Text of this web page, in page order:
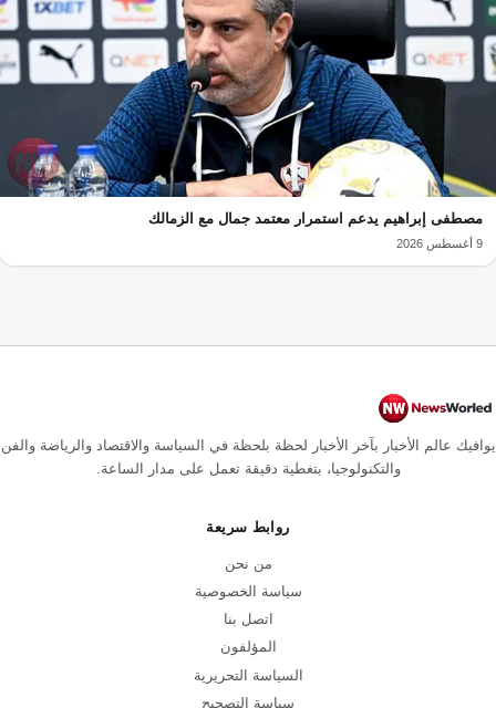
مصطفى إبراهيم يدعم استمرار معتمد جمال مع الزمالك
9 أغسطس 2026
يوافيك عالم الأخبار بآخر الأخبار لحظة بلحظة في السياسة والاقتصاد والرياضة والفن
والتكنولوجيا، بتغطية دقيقة تعمل على مدار الساعة.
روابط سريعة
من نحن
سياسة الخصوصية
اتصل بنا
المؤلفون
السياسة التحريرية
سياسة التصحيح